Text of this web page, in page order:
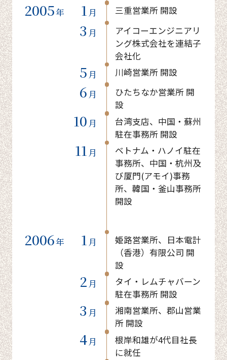
2005年 1 月 三重営業所 開設
3 月
アイコーエンジニアリ
ング株式会社を連結子
会社化
5 月 川崎営業所 開設
6 月
ひたちなか営業所 開
設
10 月
台湾支店、中国・蘇州
駐在事務所 開設
11 月
ベトナム・ハノイ駐在
事務所、中国・杭州及
び厦門(アモイ)事務
所、韓国・釜山事務所
開設
2006年 1 月
姫路営業所、日本電計
（香港）有限公司 開
設
2 月
タイ・レムチャバーン
駐在事務所 開設
3 月
湘南営業所、郡山営業
所 開設
4月
根岸和雄が4代目社長
に就任